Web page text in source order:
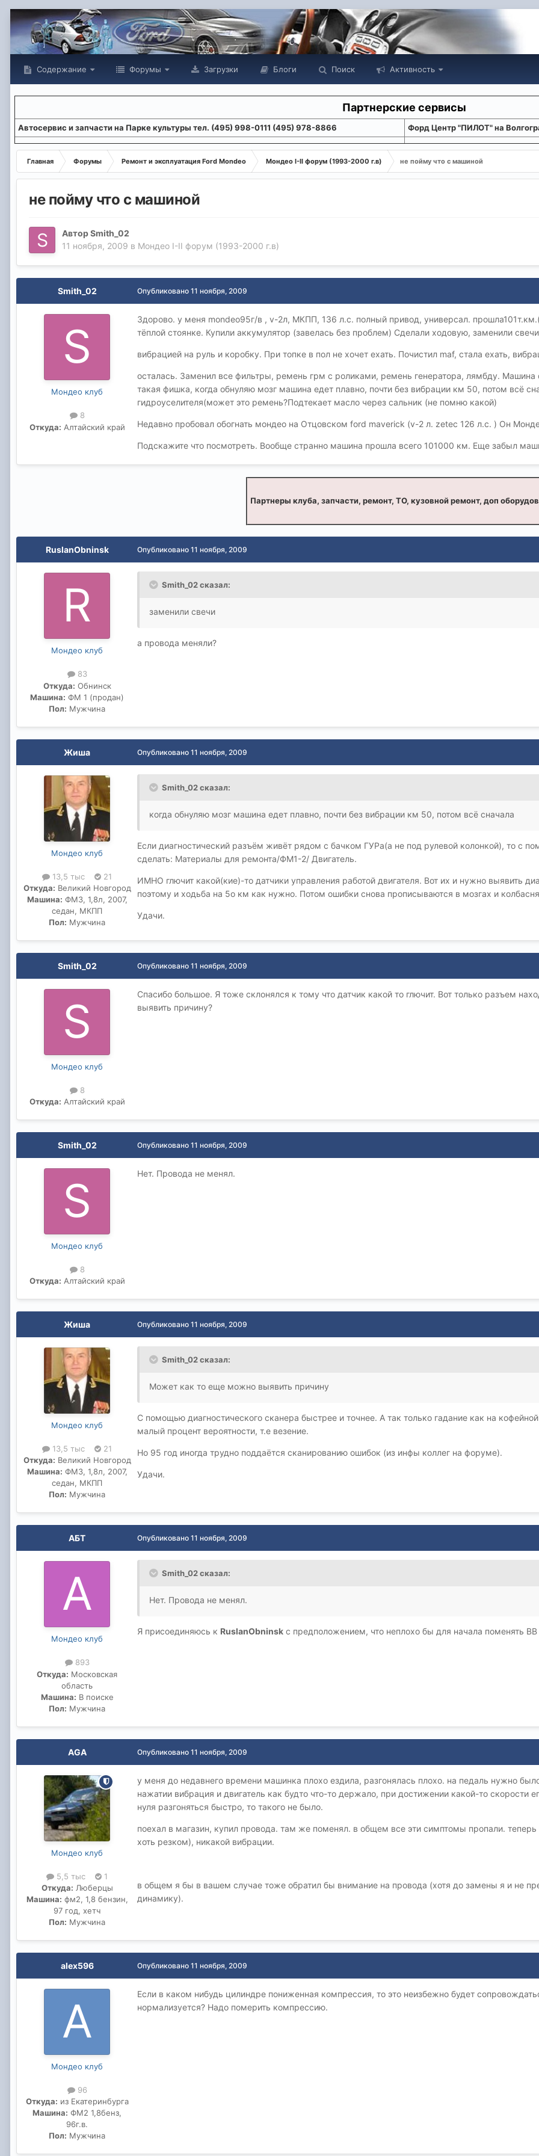
Содержание Форумы Загрузки Блоги Поиск Активность
Партнерские сервисы
Aвтосервис и запчасти на Парке культуры тел. (495) 998-0111 (495) 978-8866 Форд Центр "ПИЛОТ" на
Главная Форумы Ремонт и эксплуатация Ford Mondeo Мондео I-II форум (1993-2000 г.в) не пойму что с машиной
не пойму что с машиной
АвторSmith_02
11 ноября, 2009 в Мондео I-II форум (1993-2000 г.в)
Smith_02
Мондео клуб
8
Откуда: Алтайский край
Опубликовано 11 ноября, 2009
Здорово. у меня mondeo95г/в , v-2л, МКПП, 136 л.с. полный привод, универсал.
тёплой стоянке. Купили аккумулятор (завелась без проблем) Сделали ходовую, заменили
вибрацией на руль и коробку. При топке в пол не хочет ехать. Почистил maf, стала ехать,
осталась. Заменил все фильтры, ремень грм с роликами, ремень генератора, лямбду. Машина
такая фишка, когда обнуляю мозг машина едет плавно, почти без вибрации км 50, потом всё
гидроуселителя(может это ремень?Подтекает масло через сальник (не помню какой)
Недавно пробовал обогнать мондео на Отцовском ford maverick (v-2 л. zetec 126 л.с. ) Он
Подскажите что посмотреть. Вообще странно машина прошла всего 101000 км. Еще забыл
Партнеры клуба, запчасти, ремонт, ТО, кузовной ремонт, доп
RuslanObninsk
Мондео клуб
83
Откуда: Обнинск
Машина: ФМ 1 (продан)
Пол: Мужчина
Опубликовано 11 ноября, 2009
Smith_02 сказал:
заменили свечи
а провода меняли?
Жиша
Мондео клуб
13,5 тыс
21
Откуда: Великий Новгород
Машина: ФМ3, 1,8л, 2007,
седан, МКПП
Пол: Мужчина
Опубликовано 11 ноября, 2009
Smith_02 сказал:
когда обнуляю мозг машина едет плавно, почти без вибрации км 50, потом всё сначала
Если диагностический разъём живёт рядом с бачком ГУРа(а не под рулевой колонкой), то с
сделать: Материалы для ремонта/ФМ1-2/ Двигатель.
ИМНО глючит какой(кие)-то датчики управления работой двигателя. Вот их и нужно выявить
поэтому и ходьба на 5о км как нужно. Потом ошибки снова прописываются в мозгах и
Удачи.
Smith_02
Мондео клуб
8
Откуда: Алтайский край
Опубликовано 11 ноября, 2009
Спасибо большое. Я тоже склонялся к тому что датчик какой то глючит. Вот только разъем
выявить причину?
Smith_02
Мондео клуб
8
Откуда: Алтайский край
Опубликовано 11 ноября, 2009
Нет. Провода не менял.
Жиша
Мондео клуб
13,5 тыс
21
Откуда: Великий Новгород
Машина: ФМ3, 1,8л, 2007,
седан, МКПП
Пол: Мужчина
Опубликовано 11 ноября, 2009
Smith_02 сказал:
Может как то еще можно выявить причину
C помощью диагностического сканера быстрее и точнее. А так только гадание как на
малый процент вероятности, т.е везение.
Но 95 год иногда трудно поддаётся сканированию ошибок (из инфы коллег на форуме).
Удачи.
АБТ
Мондео клуб
893
Откуда: Московская
область
Машина: В поиске
Пол: Мужчина
Опубликовано 11 ноября, 2009
Smith_02 сказал:
Нет. Провода не менял.
Я присоединяюсь к RuslanObninsk с предположением, что неплохо бы для начала поменять
AGA
Мондео клуб
5,5 тыс
1
Откуда: Люберцы
Машина: фм2, 1,8 бензин,
97 год, хетч
Пол: Мужчина
Опубликовано 11 ноября, 2009
у меня до недавнего времени машинка плохо ездила, разгонялась плохо. на педаль нужно
нажатии вибрация и двигатель как будто что-то держало, при достижении какой-то скорости
нуля разгоняться быстро, то такого не было.
поехал в магазин, купил провода. там же поменял. в общем все эти симптомы пропали.
хоть резком), никакой вибрации.
в общем я бы в вашем случае тоже обратил бы внимание на провода (хотя до замены я и не
динамику).
alex596
Мондео клуб
96
Откуда: из Екатеринбурга
Машина: ФМ2 1,8бенз,
96г.в.
Пол: Мужчина
Опубликовано 11 ноября, 2009
Если в каком нибудь цилиндре пониженная компрессия, то это неизбежно будет
нормализуется? Надо померить компрессию.